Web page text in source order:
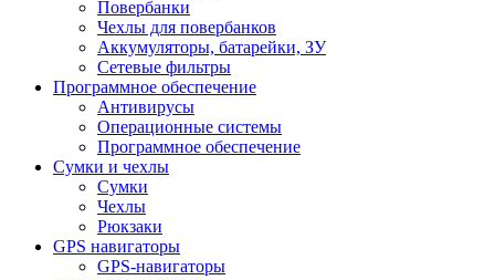
Повербанки
Чехлы для повербанков
Аккумуляторы, батарейки, ЗУ
Сетевые фильтры
Программное обеспечение
Антивирусы
Операционные системы
Программное обеспечение
Сумки и чехлы
Сумки
Чехлы
Рюкзаки
GPS навигаторы
GPS-навигаторы